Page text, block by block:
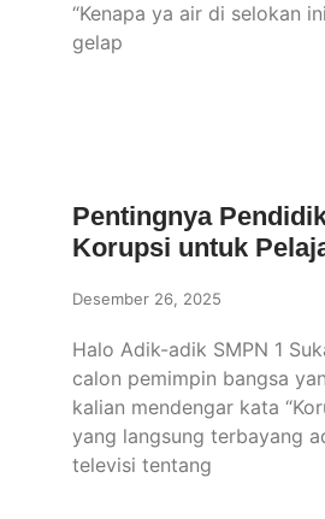
“Kenapa ya air di selokan
gelap
Pentingnya
Korupsi untuk
Desember 26, 2025
Halo Adik-adik SMPN 1
calon pemimpin bangsa
kalian mendengar kata
yang langsung terbayang
televisi tentang